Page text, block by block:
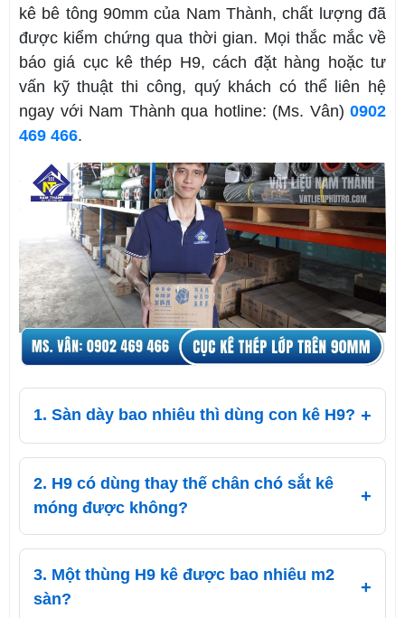
kê bê tông 90mm của Nam Thành, chất lượng đã
được kiểm chứng qua thời gian. Mọi thắc mắc về
báo giá cục kê thép H9, cách đặt hàng hoặc tư
vấn kỹ thuật thi công, quý khách có thể liên hệ
ngay với Nam Thành qua hotline: (Ms. Vân) 0902
469 466.
1. Sàn dày bao nhiêu thì dùng con kê H9?
2. H9 có dùng thay thế chân chó sắt kê
móng được không?
3. Một thùng H9 kê được bao nhiêu m2
sàn?